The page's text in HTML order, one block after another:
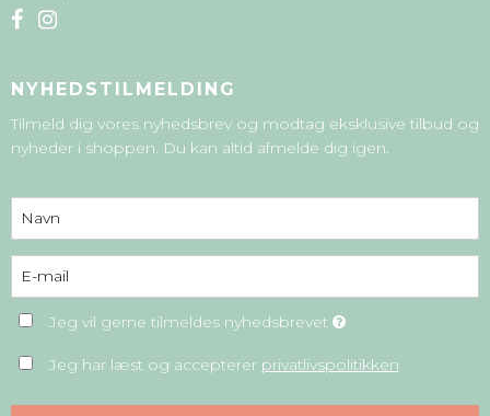
NYHEDSTILMELDING
Tilmeld dig vores nyhedsbrev og modtag eksklusive tilbud og
nyheder i shoppen. Du kan altid afmelde dig igen.
Jeg vil gerne tilmeldes nyhedsbrevet
Jeg har læst og accepterer privatlivspolitikken